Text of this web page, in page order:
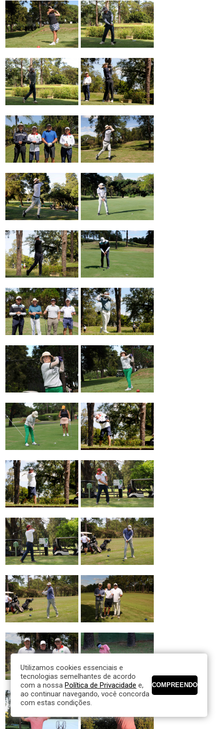
Utilizamos cookies essenciais e
tecnologias semelhantes de acordo
com a nossaPolítica de Privacidade e,
ao continuar navegando, você concorda
com estas condições.